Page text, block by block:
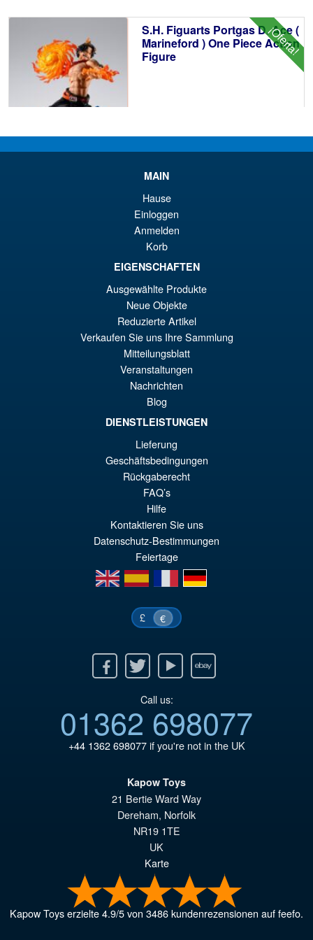
¡Oferta!
S.H. Figuarts Portgas D. Ace (
Marineford ) One Piece Action
Figure
El
€72.48
PRE ORDENA
Moderoid RoboCop Model Kit
PRE ORDENA
S.H.MonsterArts Godzilla 2003
Tokyo SOS Action Figure
MAIN
Hause
Einloggen
Anmelden
Korb
EIGENSCHAFTEN
Ausgewählte Produkte
Neue Objekte
Reduzierte Artikel
Verkaufen Sie uns Ihre Sammlung
Mitteilungsblatt
Veranstaltungen
Nachrichten
Blog
DIENSTLEISTUNGEN
Lieferung
Geschäftsbedingungen
Rückgaberecht
FAQ’s
Hilfe
Kontaktieren Sie uns
Datenschutz-Bestimmungen
Feiertage
en
es fr de
£ €
Twitter Youtube Ebay
Call us:
01362 698077
+44 1362 698077if you're not in the UK
Kapow Toys
21 Bertie Ward Way
Dereham, Norfolk
NR19 1TE
UK
Karte
Kapow Toyserzielte4.9/5von3486kundenrezensionen auf feefo.